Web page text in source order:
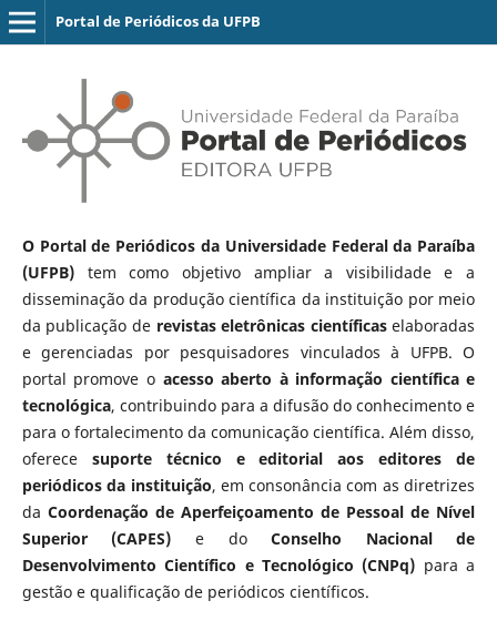
Portal de Periódicos da UFPB
O Portal de Periódicos da Universidade Federal da Paraíba
(UFPB)tem como objetivo ampliar a visibilidade e a
disseminação da produção científica da instituição por meio
da publicação de revistas eletrônicas científicaselaboradas
e gerenciadas por pesquisadores vinculados à UFPB. O
portal promove o acesso aberto à informação científica e
tecnológica, contribuindo para a difusão do conhecimento e
para o fortalecimento da comunicação científica. Além disso,
oferece suporte técnico e editorial aos editores de
periódicos da instituição, em consonância com as diretrizes
da Coordenação de Aperfeiçoamento de Pessoal de Nível
Superior (CAPES) e doConselho Nacional de
Desenvolvimento Científico e Tecnológico (CNPq) para a
gestão e qualificação de periódicos científicos.